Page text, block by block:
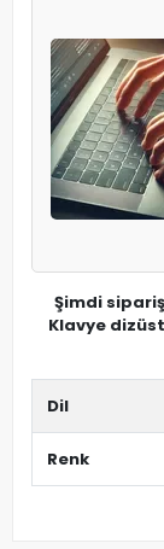
Şimdi
Klavye
Dil
Renk